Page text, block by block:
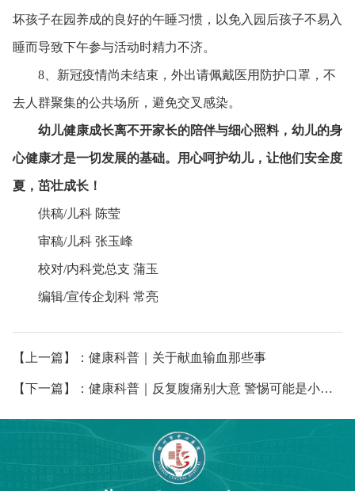
坏孩子在园养成的良好的午睡习惯，以免入园后孩子不易入
睡而导致下午参与活动时精力不济。
8、新冠疫情尚未结束，外出请佩戴医用防护口罩，不
去人群聚集的公共场所，避免交叉感染。
幼儿健康成长离不开家长的陪伴与细心照料，幼儿的身
心健康才是一切发展的基础。用心呵护幼儿，让他们安全度
夏，茁壮成长！
供稿/儿科 陈莹
审稿/儿科 张玉峰
校对/内科党总支 蒲玉
编辑/宣传企划科 常亮
【上一篇】：健康科普｜关于献血输血那些事
【下一篇】：健康科普｜反复腹痛别大意 警惕可能是小肠脂肪瘤